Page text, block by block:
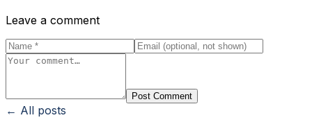
Leave a comment
Post Comment
← All posts